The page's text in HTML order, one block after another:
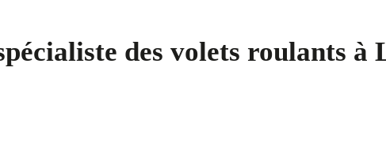
des volets roulants à